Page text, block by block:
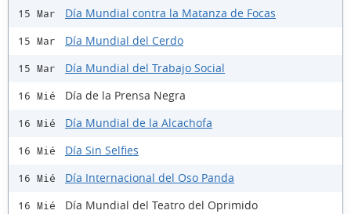
15 Mar Día Mundial contra la Matanza de Focas
15 Mar Día Mundial del Cerdo
15 Mar Día Mundial del Trabajo Social
16 Mié Día de la Prensa Negra
16 Mié Día Mundial de la Alcachofa
16 Mié Día Sin Selfies
16 Mié Día Internacional del Oso Panda
16 Mié Día Mundial del Teatro del Oprimido